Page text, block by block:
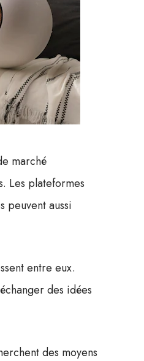
marché
Les plateformes
peuvent aussi
entre eux.
des idées
des moyens